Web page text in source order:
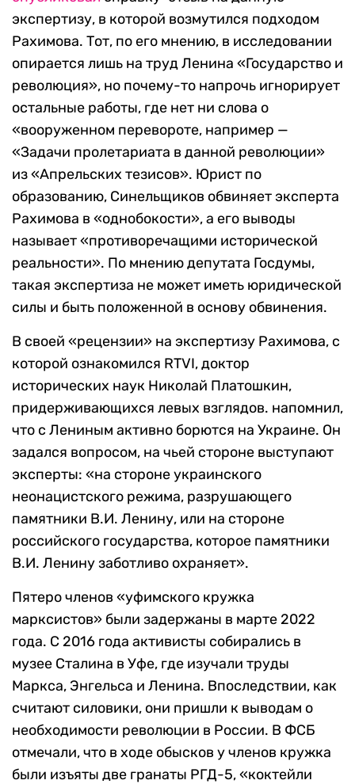
экспертизу, в которой возмутился подходом
Рахимова. Тот, по его мнению, в исследовании
опирается лишь на труд Ленина «Государство и
революция», но почему-то напрочь игнорирует
остальные работы, где нет ни слова о
«вооруженном перевороте, например —
«Задачи пролетариата в данной революции»
из «Апрельских тезисов». Юрист по
образованию, Синельщиков обвиняет эксперта
Рахимова в «однобокости», а его выводы
называет «противоречащими исторической
реальности». По мнению депутата Госдумы,
такая экспертиза не может иметь юридической
силы и быть положенной в основу обвинения.
В своей «рецензии» на экспертизу Рахимова, с
которой ознакомился RTVI, доктор
исторических наук Николай Платошкин,
придерживающихся левых взглядов. напомнил,
что с Лениным активно борются на Украине. Он
задался вопросом, на чьей стороне выступают
эксперты: «на стороне украинского
неонацистского режима, разрушающего
памятники В.И. Ленину, или на стороне
российского государства, которое памятники
В.И. Ленину заботливо охраняет».
Пятеро членов «уфимского кружка
марксистов» были задержаны в марте 2022
года. С 2016 года активисты собирались в
музее Сталина в Уфе, где изучали труды
Маркса, Энгельса и Ленина. Впоследствии, как
считают силовики, они пришли к выводам о
необходимости революции в России. В ФСБ
отмечали, что в ходе обысков у членов кружка
были изъяты две гранаты РГД-5, «коктейли